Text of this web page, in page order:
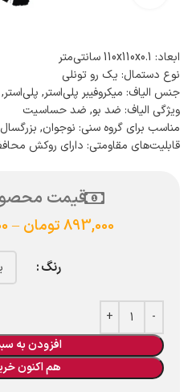
ابعاد: 110x110x0.1 سانتی‌متر
نوع دستمال: یک رو تونلی
جنس الیاف: میکروفیبر پلی‌استر,
ویژگی الیاف: ضد بو, ضد حساسیت
مناسب برای گروه سنی: نوجوان, بزرگسال
قابلیت‌های مقاومتی: دارای روکش
قیمت محصول
893,000تومان –
رنگ
افزودن به
هم اکنون